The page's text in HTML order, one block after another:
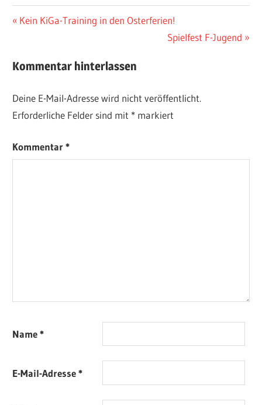
Beitragsnavigation
Vorheriger
Kein KiGa-Training in den Osterferien!
Nächster
Spielfest F-Jugend
Kommentar hinterlassen
Deine E-Mail-Adresse wird nicht veröffentlicht.
Erforderliche Felder sind mit * markiert
Kommentar*
Name*
E-Mail-Adresse*